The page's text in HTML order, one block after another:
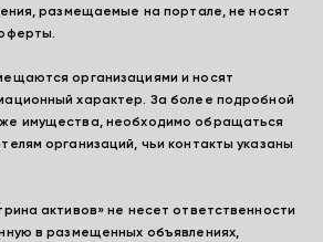
размещаемые на портале, не носят
организациями и носят
характер. За более подробной
имущества, необходимо обращаться
организаций, чьи контакты указаны
активов» не несет ответственности
в размещенных объявлениях,